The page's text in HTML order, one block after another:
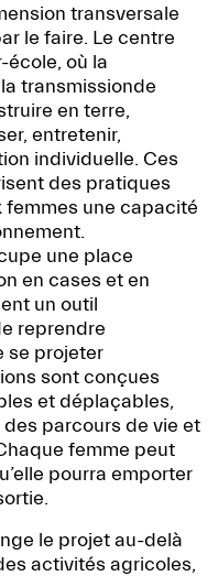
transversale
le faire. Le centre
école, où la
transmissionde
en terre,
entretenir,
individuelle. Ces
des pratiques
femmes une capacité
une place
en cases et en
un outil
reprendre
se projeter
sont conçues
et déplaçables,
parcours de vie et
femme peut
pourra emporter
le projet au-delà
activités agricoles,